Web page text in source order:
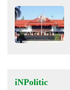
iNPolitic